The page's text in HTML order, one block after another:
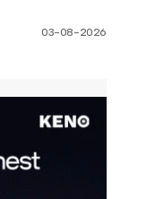
03-08-2026